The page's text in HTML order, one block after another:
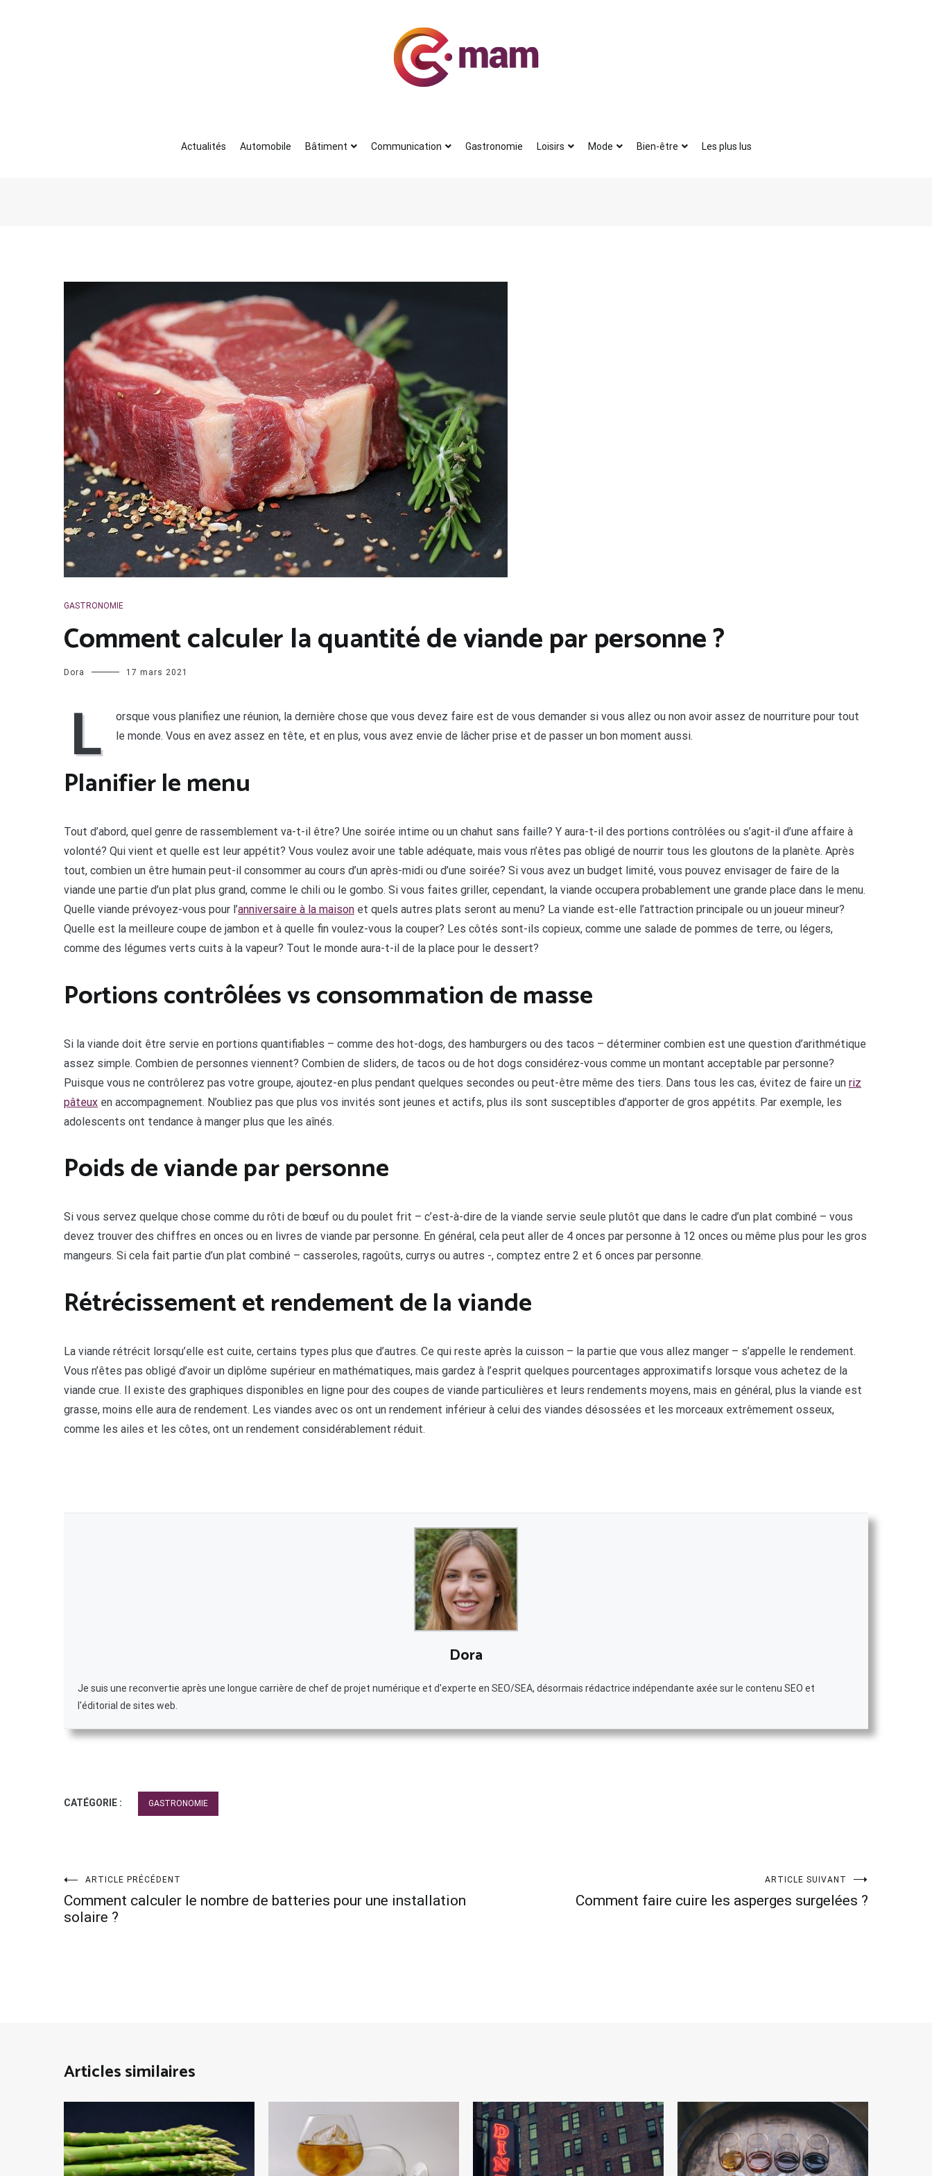
Actualités
Automobile Bâtiment Communication Gastronomie Loisirs Mode Bien-être Les plus lus
GASTRONOMIE
Comment calculer la quantité de viande par personne ?
Dora 17 mars 2021
L
orsque vous planifiez une réunion, la dernière chose que vous devez faire est de vous demander si vous allez ou non avoir assez de nourriture pour tout
le monde. Vous en avez assez en tête, et en plus, vous avez envie de lâcher prise et de passer un bon moment aussi.
Planifier le menu
Tout d’abord, quel genre de rassemblement va-t-il être? Une soirée intime ou un chahut sans faille? Y aura-t-il des portions contrôlées ou s’agit-il d’une affaire à
volonté? Qui vient et quelle est leur appétit? Vous voulez avoir une table adéquate, mais vous n’êtes pas obligé de nourrir tous les gloutons de la planète. Après
tout, combien un être humain peut-il consommer au cours d’un après-midi ou d’une soirée? Si vous avez un budget limité, vous pouvez envisager de faire de la
viande une partie d’un plat plus grand, comme le chili ou le gombo. Si vous faites griller, cependant, la viande occupera probablement une grande place dans le menu.
Quelle viande prévoyez-vous pour l’anniversaire à la maison et quels autres plats seront au menu? La viande est-elle l’attraction principale ou un joueur mineur?
Quelle est la meilleure coupe de jambon et à quelle fin voulez-vous la couper? Les côtés sont-ils copieux, comme une salade de pommes de terre, ou légers,
comme des légumes verts cuits à la vapeur? Tout le monde aura-t-il de la place pour le dessert?
Portions contrôlées vs consommation de masse
Si la viande doit être servie en portions quantifiables – comme des hot-dogs, des hamburgers ou des tacos – déterminer combien est une question d’arithmétique
assez simple. Combien de personnes viennent? Combien de sliders, de tacos ou de hot dogs considérez-vous comme un montant acceptable par personne?
Puisque vous ne contrôlerez pas votre groupe, ajoutez-en plus pendant quelques secondes ou peut-être même des tiers. Dans tous les cas, évitez de faire un riz
pâteux en accompagnement. N’oubliez pas que plus vos invités sont jeunes et actifs, plus ils sont susceptibles d’apporter de gros appétits. Par exemple, les
adolescents ont tendance à manger plus que les aînés.
Poids de viande par personne
Si vous servez quelque chose comme du rôti de bœuf ou du poulet frit – c’est-à-dire de la viande servie seule plutôt que dans le cadre d’un plat combiné – vous
devez trouver des chiffres en onces ou en livres de viande par personne. En général, cela peut aller de 4 onces par personne à 12 onces ou même plus pour les gros
mangeurs. Si cela fait partie d’un plat combiné – casseroles, ragoûts, currys ou autres -, comptez entre 2 et 6 onces par personne.
Rétrécissement et rendement de la viande
La viande rétrécit lorsqu’elle est cuite, certains types plus que d’autres. Ce qui reste après la cuisson – la partie que vous allez manger – s’appelle le rendement.
Vous n’êtes pas obligé d’avoir un diplôme supérieur en mathématiques, mais gardez à l’esprit quelques pourcentages approximatifs lorsque vous achetez de la
viande crue. Il existe des graphiques disponibles en ligne pour des coupes de viande particulières et leurs rendements moyens, mais en général, plus la viande est
grasse, moins elle aura de rendement. Les viandes avec os ont un rendement inférieur à celui des viandes désossées et les morceaux extrêmement osseux,
comme les ailes et les côtes, ont un rendement considérablement réduit.
Dora
Je suis une reconvertie après une longue carrière de chef de projet numérique et d'experte en SEO/SEA, désormais rédactrice indépendante axée sur le contenu SEO et
l'éditorial de sites web.
CATÉGORIE : GASTRONOMIE
Navigation
de
ARTICLE PRÉCÉDENT
Comment calculer le nombre de batteries pour une installation
solaire ?
ARTICLE SUIVANT
Comment faire cuire les asperges surgelées ?
Articles similaires